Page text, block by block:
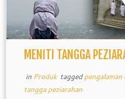
MENITI TANGGA
in Produk taggedpengalaman
tangga peziarahan